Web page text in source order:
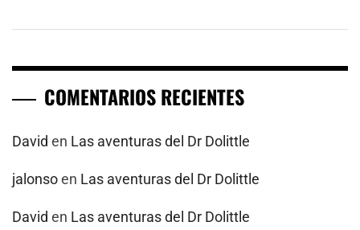
COMENTARIOS RECIENTES
David en Las aventuras del Dr Dolittle
jalonsoen Las aventuras del Dr Dolittle
David en Las aventuras del Dr Dolittle